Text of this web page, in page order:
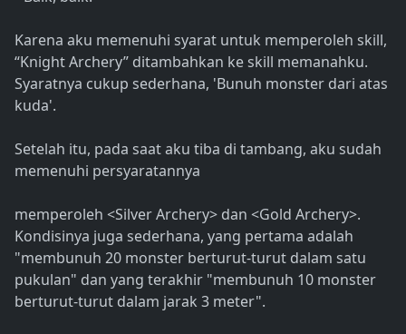
Karena aku memenuhi syarat untuk memperoleh skill,
“Knight Archery” ditambahkan ke skill memanahku.
Syaratnya cukup sederhana, 'Bunuh monster dari atas
kuda'.
Setelah itu, pada saat aku tiba di tambang, aku sudah
memenuhi persyaratannya
memperoleh <Silver Archery> dan <Gold Archery>.
Kondisinya juga sederhana, yang pertama adalah
"membunuh 20 monster berturut-turut dalam satu
pukulan" dan yang terakhir "membunuh 10 monster
berturut-turut dalam jarak 3 meter".